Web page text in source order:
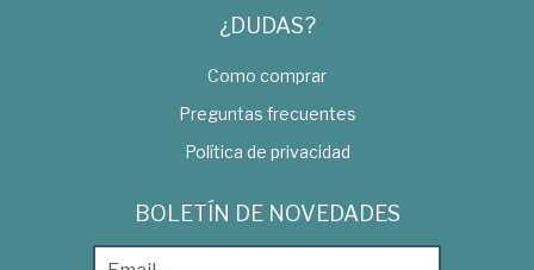
¿DUDAS?
Como comprar
Preguntas frecuentes
Política de privacidad
BOLETÍN DE NOVEDADES